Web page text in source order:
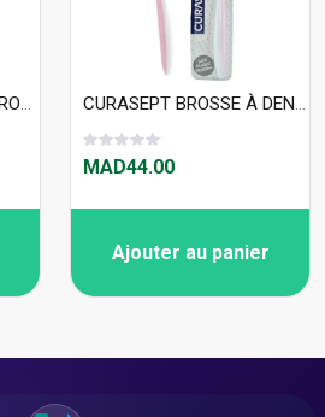
BIO ORGANICA PESTO ROSSO VEGAN DEMETER 140G CURASEPT BROSSE À DENTS Specialist chirurgicale
MAD44.00
Ajouter au panier